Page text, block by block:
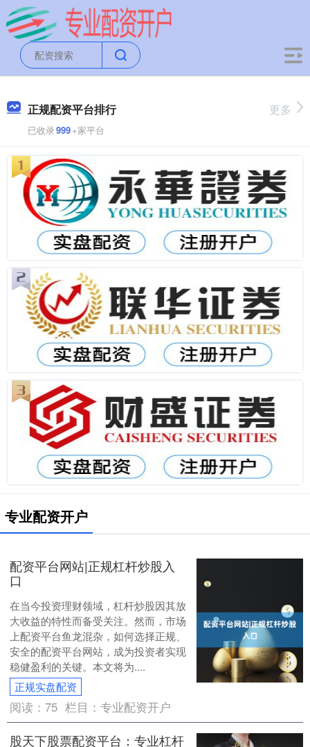
正规配资平台排行
已收录999+家平台
更多
专业配资开户
配资平台网站|正规杠杆炒股入
口
在当今投资理财领域，杠杆炒股因其放
大收益的特性而备受关注。然而，市场
上配资平台鱼龙混杂，如何选择正规、
安全的配资平台网站，成为投资者实现
稳健盈利的关键。本文将为....
正规实盘配资
阅读：75 栏目：专业配资开户
股天下股票配资平台：专业杠杆